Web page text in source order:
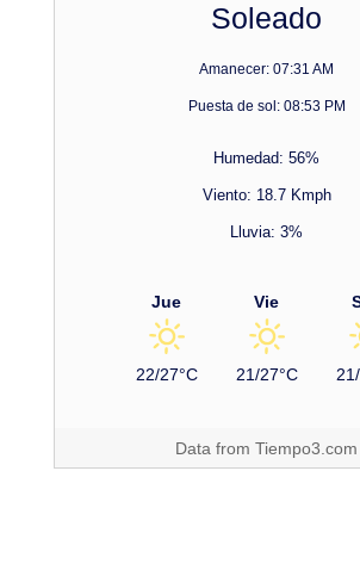
Soleado
Amanecer: 07:31 AM
Puesta de sol: 08:53 PM
Humedad: 56%
Viento: 18.7 Kmph
Lluvia: 3%
Jue
22/27°C
Vie
21/27°C
Data fromTiempo3.com